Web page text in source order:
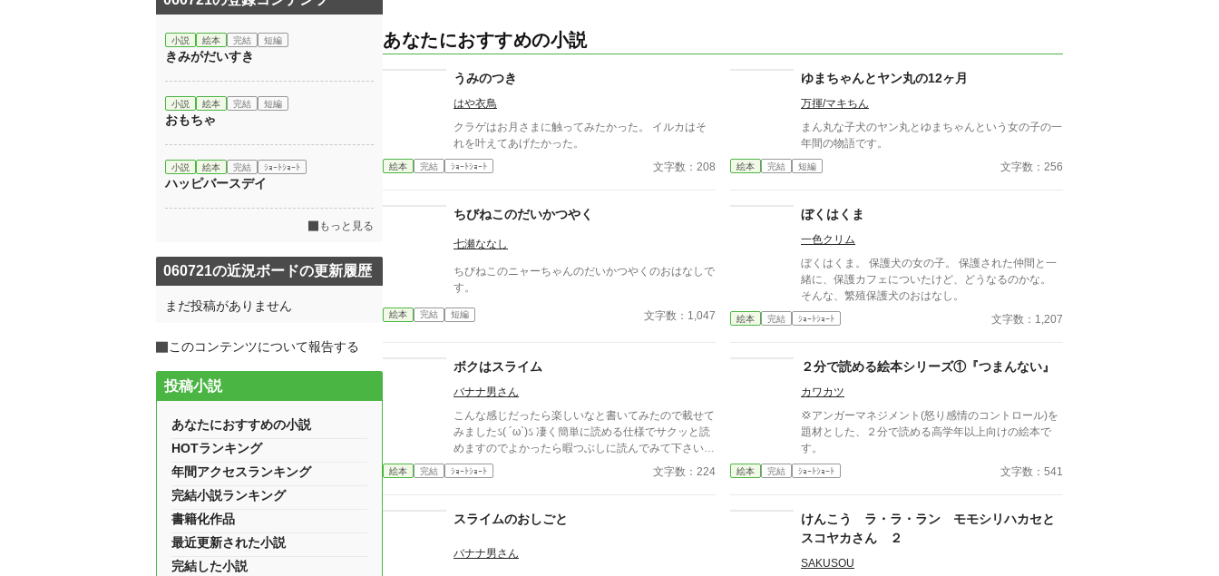
あなたにおすすめの小説
うみのつき
はや衣鳥
クラゲはお月さまに触ってみたかった。 イルカはそ
れを叶えてあげたかった。
絵本 完結 ｼｮｰﾄｼｮｰﾄ 文字数：208
ゆまちゃんとヤン丸の12ヶ月
万揮/マキちん
まん丸な子犬のヤン丸とゆまちゃんという女の子の一
年間の物語です。
絵本 完結 短編 文字数：256
ちびねこのだいかつやく
七瀬ななし
ちびねこのニャーちゃんのだいかつやくのおはなしで
す。
絵本 完結 短編 文字数：1,047
ぼくはくま
一色クリム
ぼくはくま。 保護犬の女の子。 保護された仲間と一
緒に、保護カフェについたけど、どうなるのかな。
そんな、繁殖保護犬のおはなし。
絵本 完結 ｼｮｰﾄｼｮｰﾄ 文字数：1,207
ボクはスライム
バナナ男さん
こんな感じだったら楽しいなと書いてみたので載せて
みましたઽ( ´ω`)ઽ 凄く簡単に読める仕様でサクッと読
めますのでよかったら暇つぶしに読んでみて下さいま
せ〜・:*。・:*三( ⊃'ω')⊃
絵本 完結 ｼｮｰﾄｼｮｰﾄ 文字数：224
２分で読める絵本シリーズ①『つまんない』
カワカツ
💢アンガーマネジメント(怒り感情のコントロール)を
題材とした、２分で読める高学年以上向けの絵本で
す。
絵本 完結 ｼｮｰﾄｼｮｰﾄ 文字数：541
スライムのおしごと
バナナ男さん
けんこう ラ・ラ・ラン モモシリハカセと
スコヤカさん ２
SAKUSOU
小説 絵本 完結 短編
きみがだいすき
小説 絵本 完結 短編
おもちゃ
小説 絵本 完結 ｼｮｰﾄｼｮｰﾄ
ハッピバースデイ
もっと見る
060721の近況ボードの更新履歴
まだ投稿がありません
このコンテンツについて報告する
投稿小説
あなたにおすすめの小説
HOTランキング
年間アクセスランキング
完結小説ランキング
書籍化作品
最近更新された小説
完結した小説